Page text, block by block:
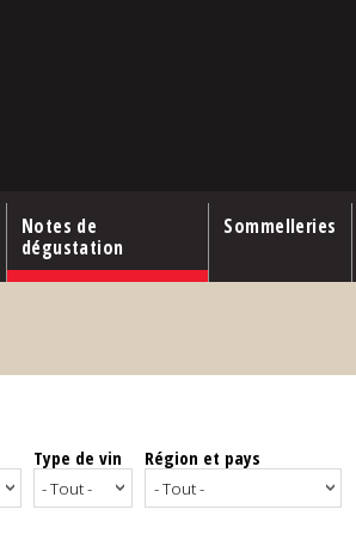
Notes de
dégustation
Sommelleries
Type de vin Région et pays